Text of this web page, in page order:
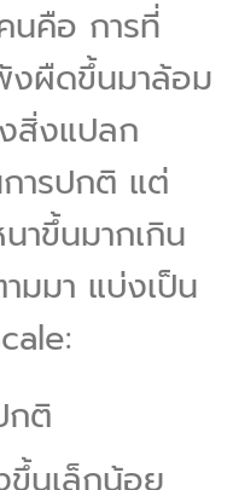
นคือ การที่
งผืดขึ้นมาล้อม
สิ่งแปลก
ารปกติ แต่
าขึ้นมากเกิน
มมา แบ่งเป็น
ติ
นเล็กน้อย